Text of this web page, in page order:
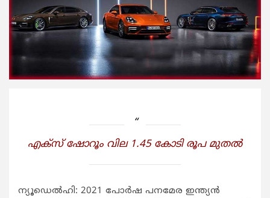
എക്‌സ് ഷോറൂം വില 1.45 കോടി രൂപ മുതല്‍
ന്യൂഡെല്‍ഹി: 2021 പോര്‍ഷ പനമേര ഇന്ത്യന്‍